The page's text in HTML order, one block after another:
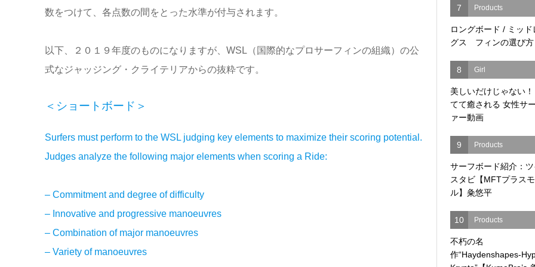
数をつけて、各点数の間をとった水準が付与されます。
以下、２０１９年度のものになりますが、WSL（国際的なプロサーフィンの組織）の公
式なジャッジング・クライテリアからの抜粋です。
＜ショートボード＞
Surfers must perform to the WSL judging key elements to maximize their scoring potential.
Judges analyze the following major elements when scoring a Ride:
– Commitment and degree of difficulty
– Innovative and progressive manoeuvres
– Combination of major manoeuvres
– Variety of manoeuvres
7 Products
ロングボード / ミッド
グス フィンの選び方
8 Girl
美しいだけじゃない！
てて癒される 女性サ
ァー動画
9 Products
サーフボード紹介：
スタビ【MFTプラス
ル】粂悠平
10 Products
不朽の名
作“Haydenshapes-